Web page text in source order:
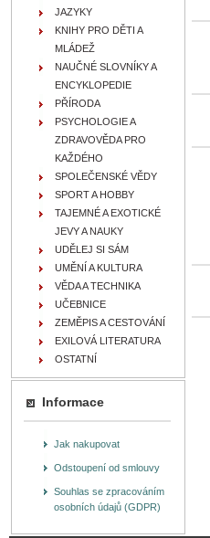
JAZYKY
KNIHY PRO DĚTI A
MLÁDEŽ
NAUČNÉ SLOVNÍKY A
ENCYKLOPEDIE
PŘÍRODA
PSYCHOLOGIE A
ZDRAVOVĚDA PRO
KAŽDÉHO
SPOLEČENSKÉ VĚDY
SPORT A HOBBY
TAJEMNÉ A EXOTICKÉ
JEVY A NAUKY
UDĚLEJ SI SÁM
UMĚNÍ A KULTURA
VĚDA A TECHNIKA
UČEBNICE
ZEMĚPIS A CESTOVÁNÍ
EXILOVÁ LITERATURA
OSTATNÍ
Informace
Jak nakupovat
Odstoupení od smlouvy
Souhlas se zpracováním
osobních údajů (GDPR)